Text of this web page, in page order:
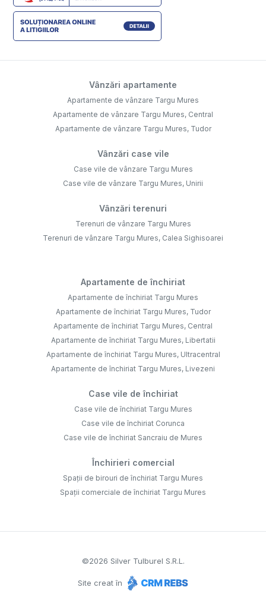
Vânzări apartamente
Apartamente de vânzare Targu Mures
Apartamente de vânzare Targu Mures, Central
Apartamente de vânzare Targu Mures, Tudor
Vânzări case vile
Case vile de vânzare Targu Mures
Case vile de vânzare Targu Mures, Unirii
Vânzări terenuri
Terenuri de vânzare Targu Mures
Terenuri de vânzare Targu Mures, Calea Sighisoarei
Apartamente de închiriat
Apartamente de închiriat Targu Mures
Apartamente de închiriat Targu Mures, Tudor
Apartamente de închiriat Targu Mures, Central
Apartamente de închiriat Targu Mures, Libertatii
Apartamente de închiriat Targu Mures, Ultracentral
Apartamente de închiriat Targu Mures, Livezeni
Case vile de închiriat
Case vile de închiriat Targu Mures
Case vile de închiriat Corunca
Case vile de închiriat Sancraiu de Mures
Închirieri comercial
Spații de birouri de închiriat Targu Mures
Spații comerciale de închiriat Targu Mures
©2026 Silver Tulburel S.R.L.
Site creat în